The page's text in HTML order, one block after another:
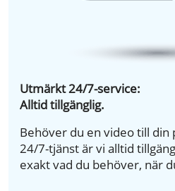
Utmärkt 24/7-service:
Alltid tillgänglig.
Behöver du en video till din
24/7-tjänst är vi alltid
exakt vad du behöver, när